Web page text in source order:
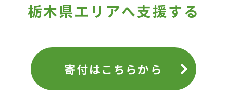
栃木県エリアへ支援する
寄付はこちらから